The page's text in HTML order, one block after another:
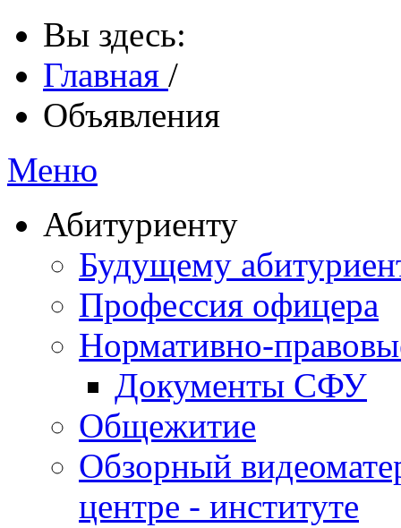
Вы здесь:
Главная /
Объявления
Меню
Абитуриенту
Будущему
Профессия офицера
Нормативно-
Документы СФУ
Общежитие
Обзорный
центре - институте